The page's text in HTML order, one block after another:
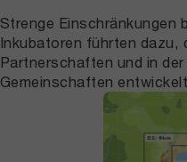
Strenge Einschränkungen
Inkubatoren führten dazu,
Partnerschaften und in
Gemeinschaften